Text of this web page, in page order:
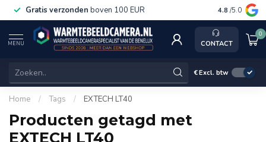
Gratis verzonden boven 100 EUR Service,
4.8 /5.0
MENU CONTACT
0
€Excl. btw
Home / Tags / EXTECH LT40
Producten getagd met
EXTECH LT40